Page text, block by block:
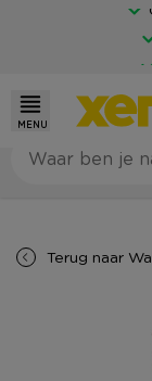
MENU
Terug naar